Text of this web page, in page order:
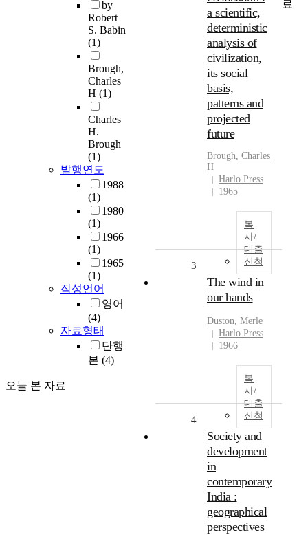
by
Robert
S. Babin
(1)
Brough,
Charles
H (1)
Charles
H.
Brough
(1)
발행연도
1988
(1)
1980
(1)
1966
(1)
1965
(1)
작성언어
영어
(4)
자료형태
단행
본 (4)
오늘 본 자료
a scientific,
deterministic
analysis of
civilization,
its social
basis,
patterns and
projected
future
Brough, Charles
H
Harlo Press
1965
복
사/
대출
신청
3
The wind in
our hands
Duston, Merle
Harlo Press
1966
복
사/
대출
신청
4
Society and
development
in
contemporary
India :
geographical
perspectives
료